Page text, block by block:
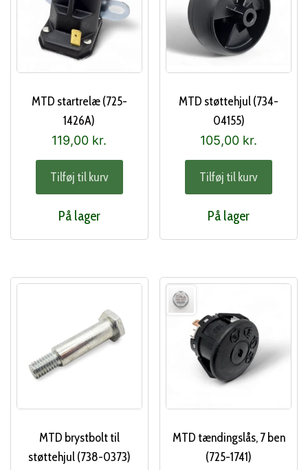
MTD startrelæ (725-
1426A)
119,00 kr.
Tilføj til kurv
På lager
MTD støttehjul (734-
04155)
105,00 kr.
Tilføj til kurv
På lager
MTD brystbolt til
støttehjul (738-0373)
MTD tændingslås, 7 ben
(725-1741)